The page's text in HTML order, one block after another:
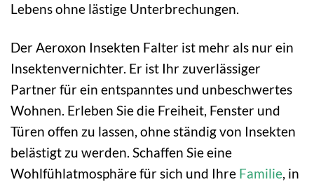
Lebens ohne lästige Unterbrechungen.
Der Aeroxon Insekten Falter ist mehr als nur ein
Insektenvernichter. Er ist Ihr zuverlässiger
Partner für ein entspanntes und unbeschwertes
Wohnen. Erleben Sie die Freiheit, Fenster und
Türen offen zu lassen, ohne ständig von Insekten
belästigt zu werden. Schaffen Sie eine
Wohlfühlatmosphäre für sich und Ihre Familie, in